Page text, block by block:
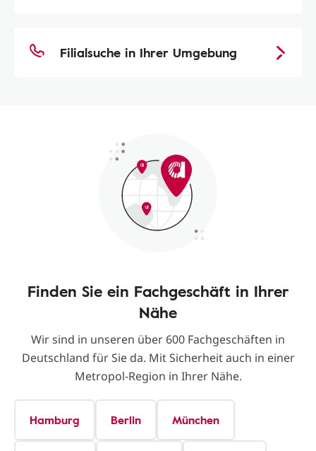
Filialsuche in Ihrer Umgebung
Finden Sie ein Fachgeschäft in Ihrer
Nähe
Wir sind in unseren über 600 Fachgeschäften in
Deutschland für Sie da. Mit Sicherheit auch in einer
Metropol-Region in Ihrer Nähe.
Hamburg Berlin München